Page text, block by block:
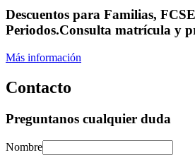
Descuentos para Familias,
Periodos.Consulta matrícula y
Más información
Contacto
Preguntanos cualquier duda
Nombre